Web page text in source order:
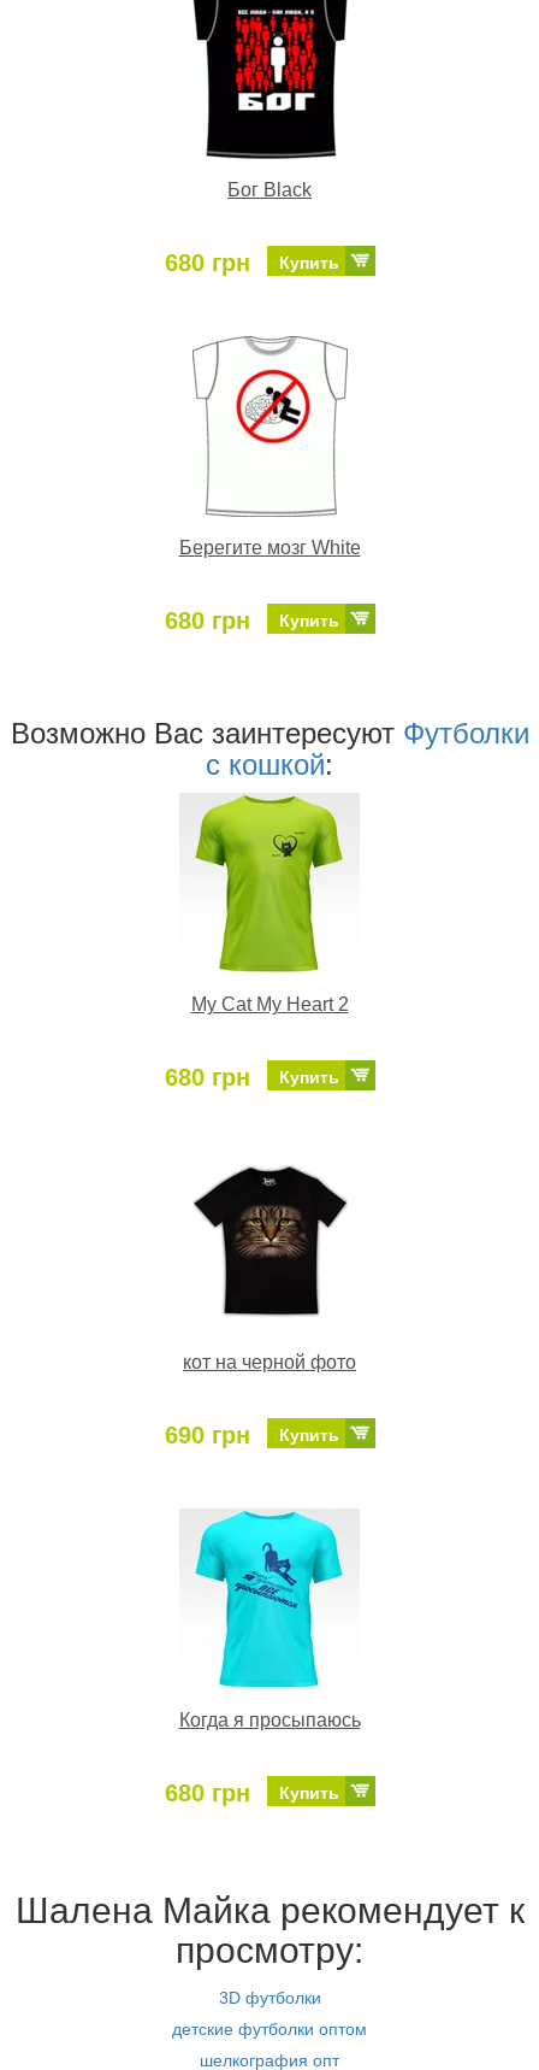
Бог Black
680 грн Купить
Берегите мозг White
680 грн Купить
Возможно Ваc заинтересуют Футболки
с кошкой:
My Cat My Heart 2
680 грн Купить
кот на черной фото
690 грн Купить
Когда я просыпаюсь
680 грн Купить
Шалена Майка рекомендует к
просмотру:
3D футболки
детские футболки оптом
шелкография опт